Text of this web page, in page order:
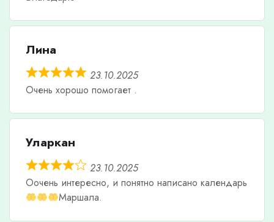
Лина
23.10.2025
Очень хорошо помогает .
Уларкан
23.10.2025
Оочень интересно, и понятно написано календарь
Маршала.